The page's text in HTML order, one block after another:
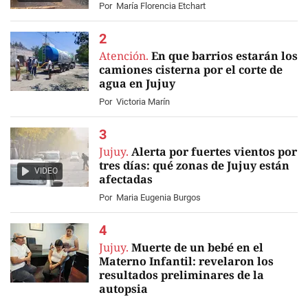
Por María Florencia Etchart
Atención. En que barrios estarán los
camiones cisterna por el corte de
agua en Jujuy
Por Victoria Marín
VIDEO
Jujuy. Alerta por fuertes vientos por
tres días: qué zonas de Jujuy están
afectadas
Por Maria Eugenia Burgos
Jujuy. Muerte de un bebé en el
Materno Infantil: revelaron los
resultados preliminares de la
autopsia